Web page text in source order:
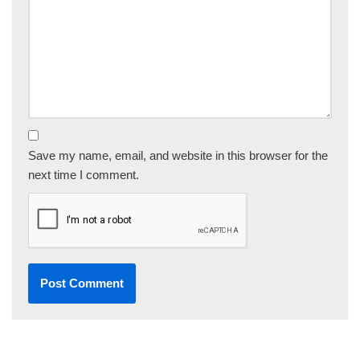
Save my name, email, and website in this browser for the
next time I comment.